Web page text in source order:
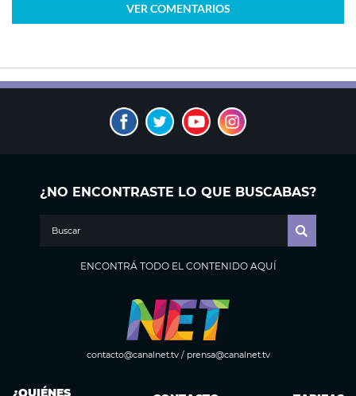
VER COMENTARIOS
¿NO ENCONTRASTE LO QUE BUSCABAS?
ENCONTRÁ TODO EL CONTENIDO AQUÍ
contacto@canalnet.tv/ prensa@canalnet.tv
¿QUIÉNES